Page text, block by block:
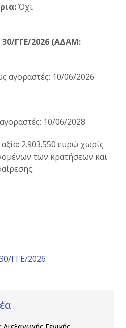
Όχι
ΓΓΕ/2026 (ΑΔΑΜ:
αγοραστές: 10/06/2026
10/06/2028
2.903.550 ευρώ χωρίς
των κρατήσεων και
ΓΓΕ/2026
Γενικής